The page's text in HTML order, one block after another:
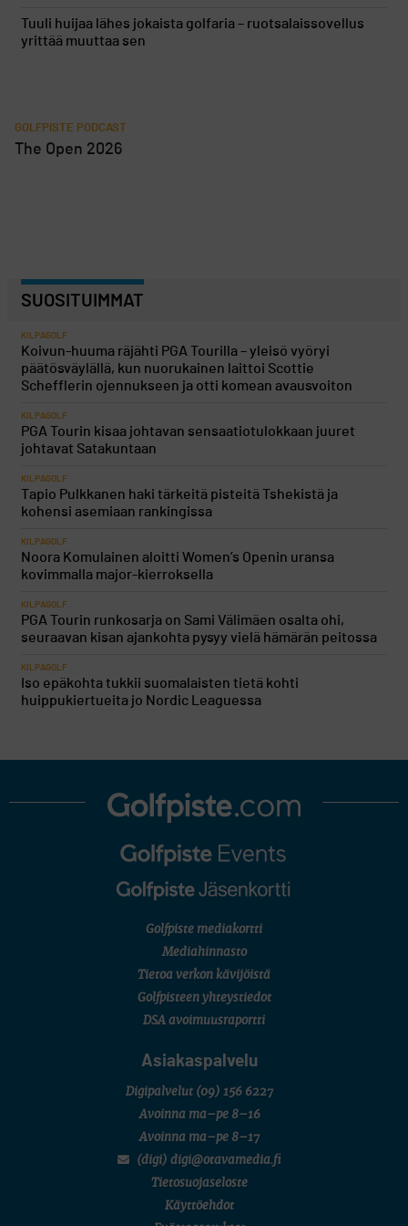
Tuuli huijaa lähes jokaista golfaria – ruotsalaissovellus
yrittää muuttaa sen
GOLFPISTE PODCAST
The Open 2026
SUOSITUIMMAT
KILPAGOLF
Koivun-huuma räjähti PGA Tourilla – yleisö vyöryi
päätösväylällä, kun nuorukainen laittoi Scottie
Schefflerin ojennukseen ja otti komean avausvoiton
KILPAGOLF
PGA Tourin kisaa johtavan sensaatiotulokkaan juuret
johtavat Satakuntaan
KILPAGOLF
Tapio Pulkkanen haki tärkeitä pisteitä Tshekistä ja
kohensi asemiaan rankingissa
KILPAGOLF
Noora Komulainen aloitti Women’s Openin uransa
kovimmalla major-kierroksella
KILPAGOLF
PGA Tourin runkosarja on Sami Välimäen osalta ohi,
seuraavan kisan ajankohta pysyy vielä hämärän peitossa
KILPAGOLF
Iso epäkohta tukkii suomalaisten tietä kohti
huippukiertueita jo Nordic Leaguessa
Golfpiste mediakortti
Mediahinnasto
Tietoa verkon kävijöistä
Golfpisteen yhteystiedot
DSA avoimuusraportti
Asiakaspalvelu
Digipalvelut (09) 156 6227
Avoinna ma–pe 8–16
Avoinna ma–pe 8–17
(digi) digi@otavamedia.fi
Tietosuojaseloste
Käyttöehdot